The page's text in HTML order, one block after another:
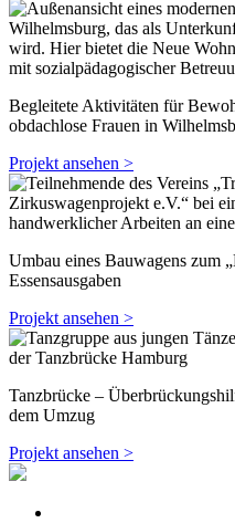
Begleitete Aktivitäten für
obdachlose Frauen in
Projekt ansehen >
Umbau eines Bauwagens zum
Essensausgaben
Projekt ansehen >
Tanzbrücke –
dem Umzug
Projekt ansehen >